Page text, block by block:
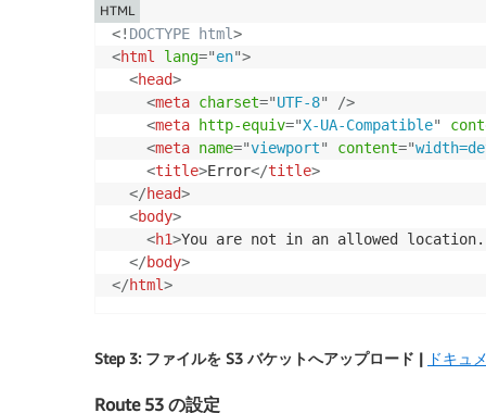
<! DOCTYPE html>
<html lang="en">
<head>
<meta charset="UTF-8"
/>
<meta http-equiv="X-UA-Compatible"
<meta name="viewport" content="
<title>Error</title>
</head>
<body>
<h1>You are not in an allowed location.
</body>
</html>
HTML
Step 3: ファイルを S3 バケットへアップロード | ドキュ
Route 53 の設定